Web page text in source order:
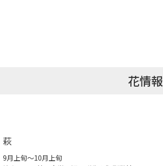
花情報
萩
9月上旬～10月上旬